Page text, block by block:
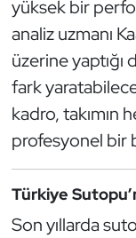
yüksek bir
analiz uzmanı
üzerine yaptığı
fark
kadro, takımın
profesyonel bir
Türkiye
Son yıllarda
Triatlon
Voleybol
Vücut
Wushu
Yelken